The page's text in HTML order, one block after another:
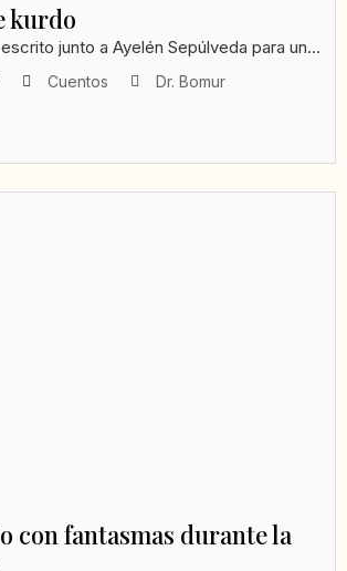
kurdo
junto a Ayelén Sepúlveda para un...
Cuentos Dr. Bomur
con fantasmas durante la